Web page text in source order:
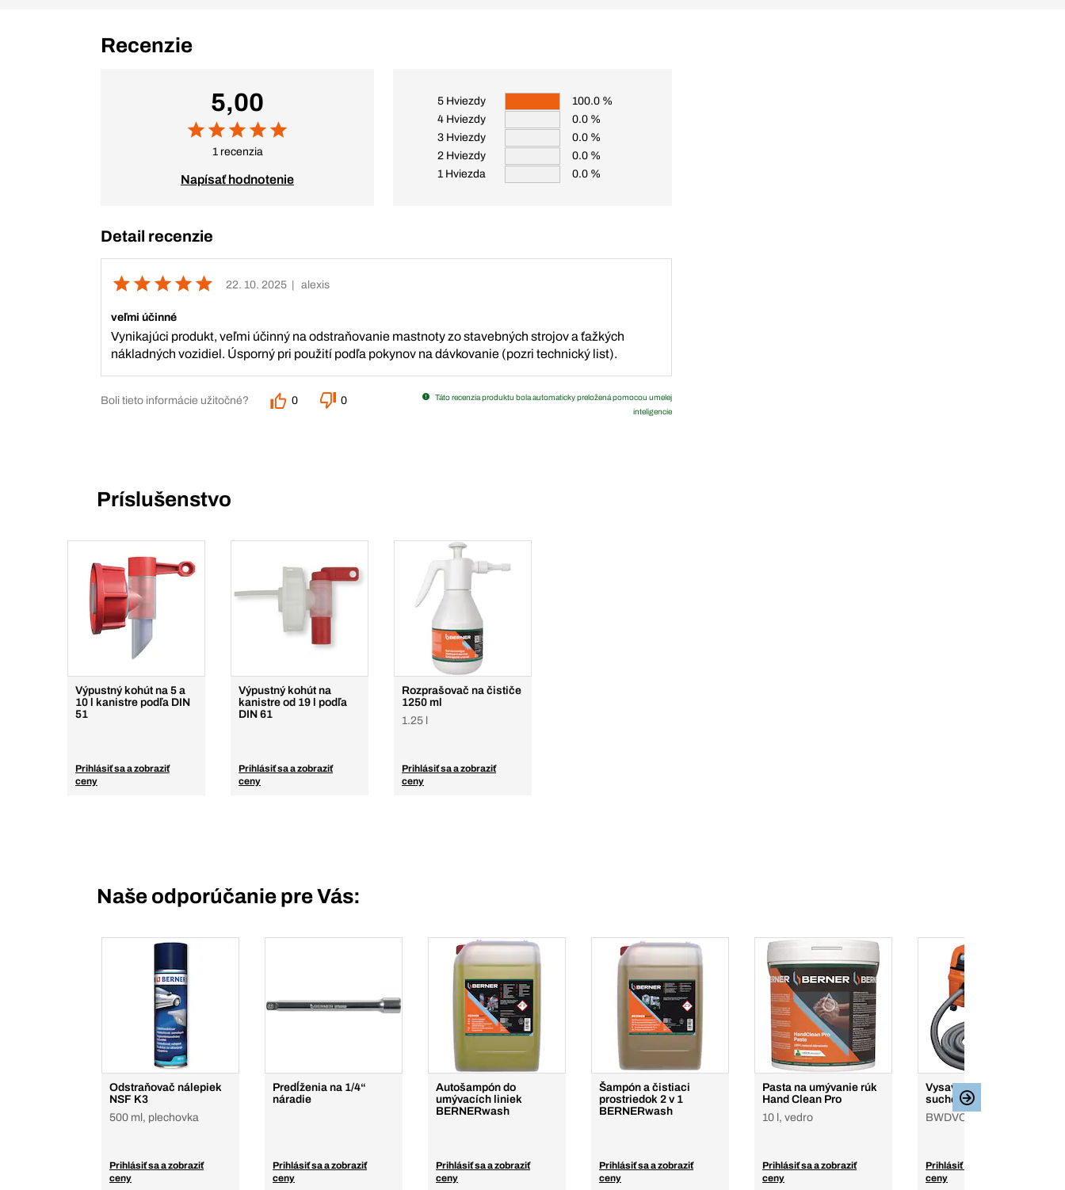
Recenzie
5,00
1 recenzia
Napísať hodnotenie
5 Hviezdy
100.0 %
4 Hviezdy
0.0 %
3 Hviezdy
0.0 %
2 Hviezdy
0.0 %
1 Hviezda
0.0 %
Detail recenzie
22. 10. 2025 | alexis
veľmi účinné
Vynikajúci produkt, veľmi účinný na odstraňovanie mastnoty zo stavebných strojov a ťažkých
nákladných vozidiel. Úsporný pri použití podľa pokynov na dávkovanie (pozri technický list).
Boli tieto informácie užitočné? 0 0
Táto recenzia produktu bola automaticky preložená pomocou umelej
inteligencie
Príslušenstvo
Výpustný kohút na 5 a
10 l kanistre podľa DIN
51
Prihlásiť sa a zobraziť
ceny
Výpustný kohút na
kanistre od 19 l podľa
DIN 61
Prihlásiť sa a zobraziť
ceny
Rozprašovač na čističe
1250 ml
1.25 l
Prihlásiť sa a zobraziť
ceny
Naše odporúčanie pre Vás:
Odstraňovač nálepiek
NSF K3
500 ml, plechovka
Prihlásiť sa a zobraziť
ceny
Predĺženia na 1/4“
náradie
Prihlásiť sa a zobraziť
ceny
Autošampón do
umývacích liniek
BERNERwash
Prihlásiť sa a zobraziť
ceny
Šampón a čistiaci
prostriedok 2 v 1
BERNERwash
Prihlásiť sa a zobraziť
ceny
Pasta na umývanie rúk
Hand Clean Pro
10 l, vedro
Prihlásiť sa a zobraziť
ceny
Vysavač na mokré /
suché vysávanie
BWDVC L20, v krabici
Prihlásiť sa a zobraziť
ceny